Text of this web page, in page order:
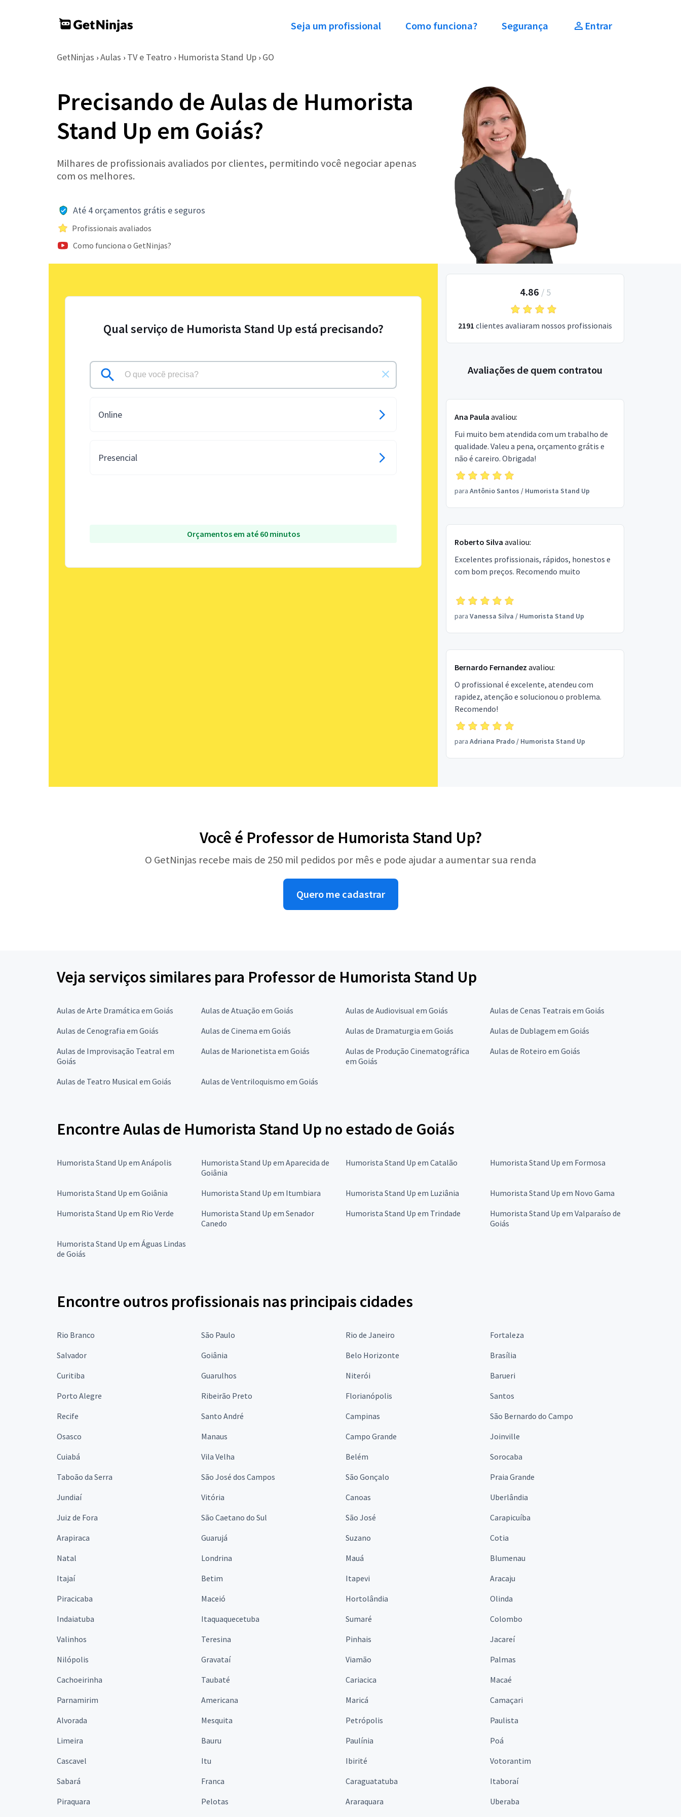
Seja um profissional Como funciona? Segurança Entrar
GetNinjas › Aulas › TV e Teatro › Humorista Stand Up › GO
Precisando de Aulas de Humorista
Stand Up em Goiás?
Milhares de profissionais avaliados por clientes, permitindo você negociar apenas
com os melhores.
Até 4 orçamentos grátis e seguros
Profissionais avaliados
Como funciona o GetNinjas?
Qual serviço de Humorista Stand Up está precisando?
Online
Presencial
Orçamentos em até 60 minutos
4.86 / 5
2191 clientes avaliaram nossos profissionais
Avaliações de quem contratou
Ana Paula avaliou:
Fui muito bem atendida com um trabalho de
qualidade. Valeu a pena, orçamento grátis e
não é careiro. Obrigada!
para Antônio Santos / Humorista Stand Up
Roberto Silva avaliou:
Excelentes profissionais, rápidos, honestos e
com bom preços. Recomendo muito
para Vanessa Silva / Humorista Stand Up
Bernardo Fernandez avaliou:
O profissional é excelente, atendeu com
rapidez, atenção e solucionou o problema.
Recomendo!
para Adriana Prado/ Humorista Stand Up
Você é Professor de Humorista Stand Up?
O GetNinjas recebe mais de 250 mil pedidos por mês e pode ajudar a aumentar sua renda
Quero me cadastrar
Veja serviços similares para Professor de Humorista Stand Up
Aulas de Arte Dramática em Goiás Aulas de Atuação em Goiás Aulas de Audiovisual em Goiás
Aulas de Cenas Teatrais em Goiás
Aulas de Cenografia em Goiás
Aulas de Cinema em Goiás Aulas de Dramaturgia em Goiás
Aulas de Dublagem em Goiás
Aulas de Improvisação Teatral em
Goiás
Aulas de Marionetista em Goiás
Aulas de Produção Cinematográfica
em Goiás
Aulas de Roteiro em Goiás
Aulas de Teatro Musical em Goiás Aulas de Ventriloquismo em Goiás
Encontre Aulas de Humorista Stand Up no estado de Goiás
Humorista Stand Up em Anápolis
Humorista Stand Up em Aparecida de
Goiânia
Humorista Stand Up em Catalão Humorista Stand Up em Formosa
Humorista Stand Up em Goiânia Humorista Stand Up em Itumbiara Humorista Stand Up em Luziânia
Humorista Stand Up em Novo Gama
Humorista Stand Up em Rio Verde
Humorista Stand Up em Senador
Canedo
Humorista Stand Up em Trindade
Humorista Stand Up em Valparaíso de
Goiás
Humorista Stand Up em Águas Lindas
de Goiás
Encontre outros profissionais nas principais cidades
Rio Branco São Paulo Rio de Janeiro
Fortaleza
Salvador
Goiânia Belo Horizonte
Brasília
Curitiba
Guarulhos Niterói
Barueri
Porto Alegre
Ribeirão Preto Florianópolis
Santos
Recife
Santo André Campinas
São Bernardo do Campo
Osasco
Manaus Campo Grande
Joinville
Cuiabá
Vila Velha Belém
Sorocaba
Taboão da Serra
São José dos Campos São Gonçalo
Praia Grande
Jundiaí
Vitória Canoas
Uberlândia
Juiz de Fora
São Caetano do Sul São José
Carapicuíba
Arapiraca
Guarujá Suzano
Cotia
Natal
Londrina Mauá
Blumenau
Itajaí
Betim Itapevi
Aracaju
Piracicaba
Maceió Hortolândia
Olinda
Indaiatuba
Itaquaquecetuba Sumaré
Colombo
Valinhos
Teresina Pinhais
Jacareí
Nilópolis
Gravataí Viamão
Palmas
Cachoeirinha
Taubaté Cariacica
Macaé
Parnamirim
Americana Maricá
Camaçari
Alvorada
Mesquita Petrópolis
Paulista
Limeira
Bauru Paulínia
Poá
Cascavel
Itu Ibirité
Votorantim
Sabará
Franca Caraguatatuba
Itaboraí
Piraquara
Pelotas Araraquara
Uberaba